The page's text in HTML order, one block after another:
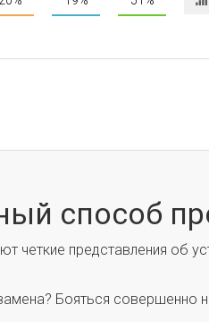
способ
четкие представления об
Бояться совершенно